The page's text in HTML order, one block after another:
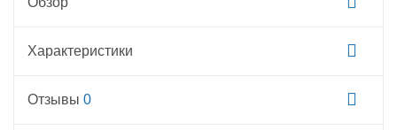
Характеристики
Отзывы 0